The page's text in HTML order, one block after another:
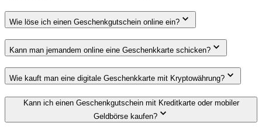
Wie löse ich einen Geschenkgutschein online ein?
Kann man jemandem online eine Geschenkkarte schicken?
Wie kauft man eine digitale Geschenkkarte mit Kryptowährung?
Kann ich einen Geschenkgutschein mit Kreditkarte oder mobiler
Geldbörse kaufen?